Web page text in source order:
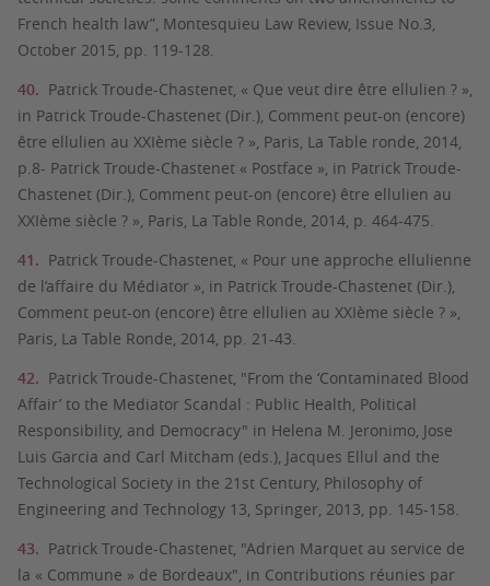
French health law”, Montesquieu Law Review, Issue No.3,
October 2015, pp. 119-128.
Patrick Troude-Chastenet, « Que veut dire être ellulien ? »,
in Patrick Troude-Chastenet (Dir.), Comment peut-on (encore)
être ellulien au XXIème siècle ? », Paris, La Table ronde, 2014,
p.8- Patrick Troude-Chastenet « Postface », in Patrick Troude-
Chastenet (Dir.), Comment peut-on (encore) être ellulien au
XXIème siècle ? », Paris, La Table Ronde, 2014, p. 464-475.
Patrick Troude-Chastenet, « Pour une approche ellulienne
de l’affaire du Médiator », in Patrick Troude-Chastenet (Dir.),
Comment peut-on (encore) être ellulien au XXIème siècle ? »,
Paris, La Table Ronde, 2014, pp. 21-43.
Patrick Troude-Chastenet, "From the ‘Contaminated Blood
Affair’ to the Mediator Scandal : Public Health, Political
Responsibility, and Democracy" in Helena M. Jeronimo, Jose
Luis Garcia and Carl Mitcham (eds.), Jacques Ellul and the
Technological Society in the 21st Century, Philosophy of
Engineering and Technology 13, Springer, 2013, pp. 145-158.
Patrick Troude-Chastenet, "Adrien Marquet au service de
la « Commune » de Bordeaux", in Contributions réunies par